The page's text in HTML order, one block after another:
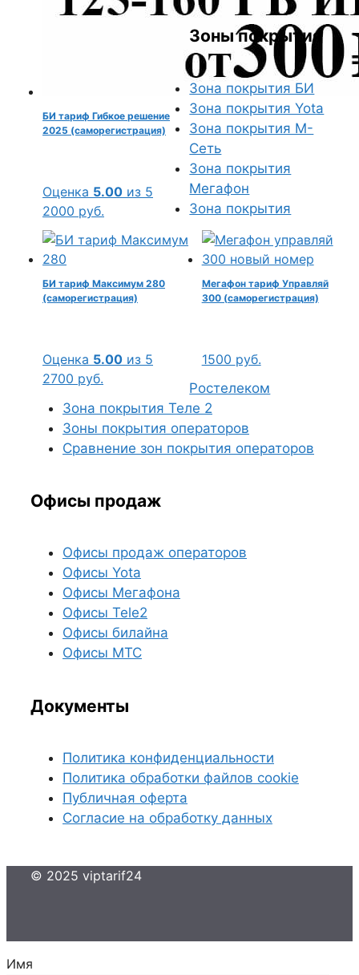
БИ тариф Гибкое решение
2025 (саморегистрация)
Оценка 5.00 из 5
2000 руб.
БИ тариф Максимум 280
(саморегистрация)
Оценка 5.00 из 5
2700 руб.
Мегафон тариф Управляй
300 (саморегистрация)
1500 руб.
Зоны покрытия
Зона покрытия БИ
Зона покрытия Yota
Зона покрытия М-
Сеть
Зона покрытия
Мегафон
Зона покрытия
Ростелеком
Зона покрытия Теле 2
Зоны покрытия операторов
Сравнение зон покрытия операторов
Офисы продаж
Офисы продаж операторов
Офисы Yota
Офисы Мегафона
Офисы Tele2
Офисы билайна
Офисы МТС
Документы
Политика конфиденциальности
Политика обработки файлов cookie
Публичная оферта
Согласие на обработку данных
© 2025 viptarif24
Имя